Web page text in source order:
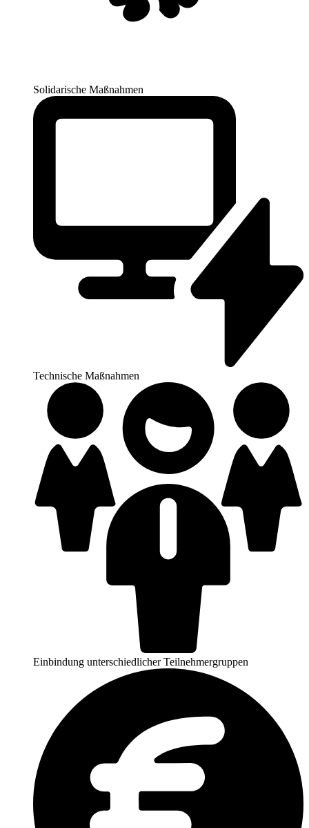
Solidarische Maßnahmen
Technische Maßnahmen
Einbindung unterschiedlicher Teilnehmergruppen